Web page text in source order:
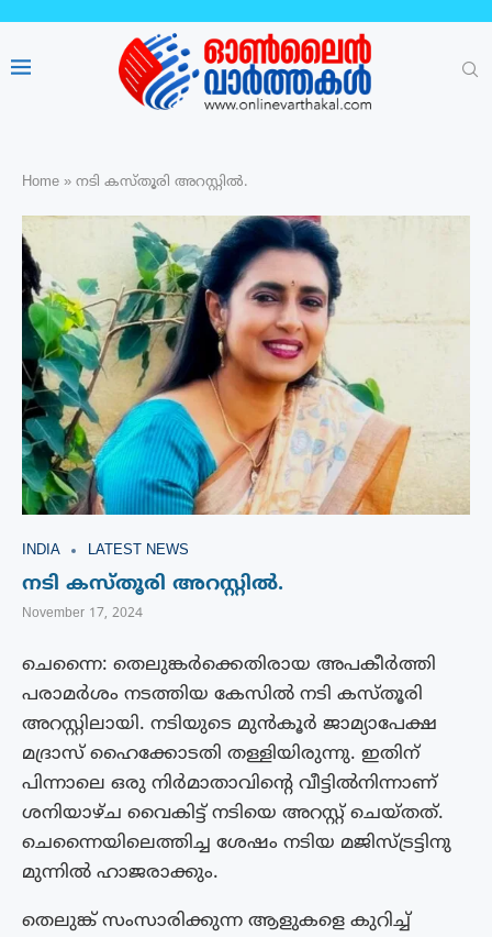
Home » നടി കസ്തൂരി അറസ്റ്റിൽ.
INDIA LATEST NEWS
നടി കസ്തൂരി അറസ്റ്റിൽ.
November 17, 2024
ചെന്നൈ: തെലുങ്കർക്കെതിരായ അപകീർത്തി
പരാമർശം നടത്തിയ കേസിൽ നടി കസ്തൂരി
അറസ്റ്റിലായി. നടിയുടെ മുന്‍കൂര്‍ ജാമ്യാപേക്ഷ
മദ്രാസ് ഹൈക്കോടതി തള്ളിയിരുന്നു. ഇതിന്
പിന്നാലെ ഒരു നിർമാതാവിന്റെ വീട്ടിൽനിന്നാണ്
ശനിയാഴ്ച വൈകിട്ട് നടിയെ അറസ്റ്റ് ചെയ്തത്.
ചെന്നൈയിലെത്തിച്ച ശേഷം നടിയ മജിസ്ട്രട്ടിനു
മുന്നിൽ ഹാജരാക്കും.
തെലുങ്ക് സംസാരിക്കുന്ന ആളുകളെ കുറിച്ച്